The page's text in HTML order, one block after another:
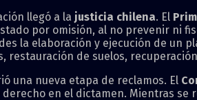
llegó a la justicia chilena. El
por omisión, al no prevenir ni
la elaboración y ejecución de un
restauración de suelos,
una nueva etapa de reclamos. El
en el dictamen. Mientras se